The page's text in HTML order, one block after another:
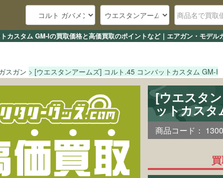
カスタム GM-Iの買取価格と高価買取のポイントなど｜エアガン・モデ
スガン [ウエスタンアームズ] コルト.45 コンバットカスタム GM-I
[ウエスタ
ットカス
商品コード：